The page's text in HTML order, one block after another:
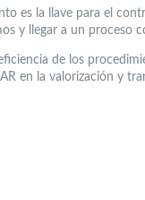
es la llave para el
y llegar a un proceso
de los
en la valorización y